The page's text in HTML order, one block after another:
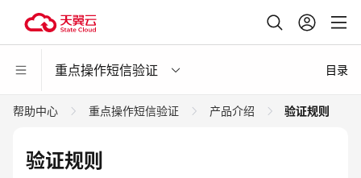
重点操作短信验证 目录
帮助中心 重点操作短信验证 产品介绍 验证规则
验证规则